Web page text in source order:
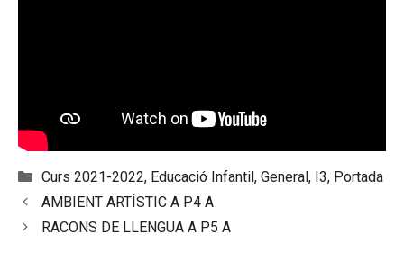
Categories
Curs 2021-2022, Educació Infantil, General, I3, Portada
AMBIENT ARTÍSTIC A P4 A
RACONS DE LLENGUA A P5 A